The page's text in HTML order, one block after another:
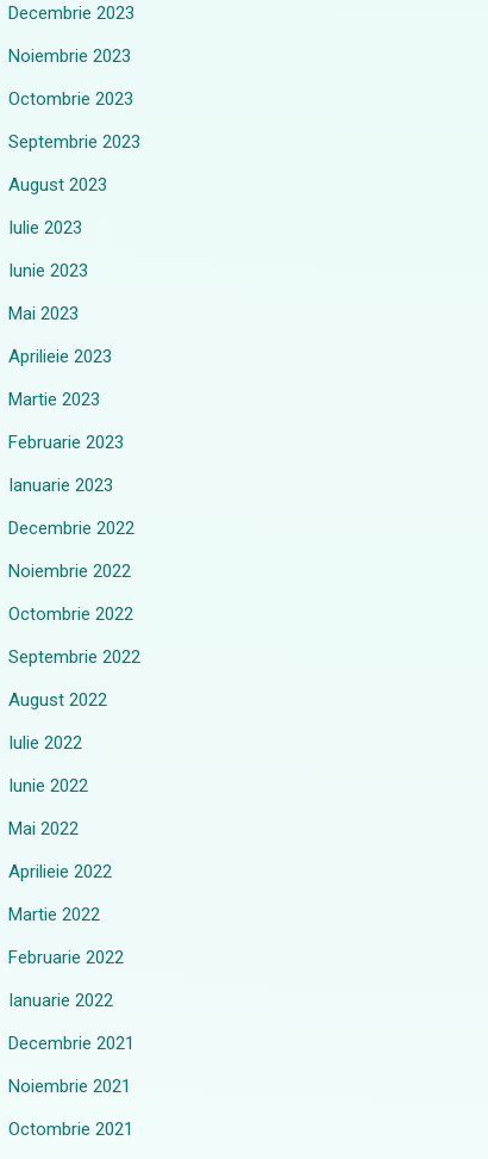
Decembrie 2023
Noiembrie 2023
Octombrie 2023
Septembrie 2023
August 2023
Iulie 2023
Iunie 2023
Mai 2023
Aprilieie 2023
Martie 2023
Februarie 2023
Ianuarie 2023
Decembrie 2022
Noiembrie 2022
Octombrie 2022
Septembrie 2022
August 2022
Iulie 2022
Iunie 2022
Mai 2022
Aprilieie 2022
Martie 2022
Februarie 2022
Ianuarie 2022
Decembrie 2021
Noiembrie 2021
Octombrie 2021